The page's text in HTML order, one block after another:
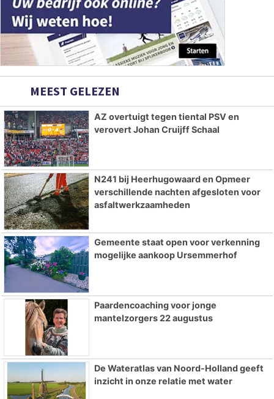
MEEST GELEZEN
AZ overtuigt tegen tiental PSV en
verovert Johan Cruijff Schaal
N241 bij Heerhugowaard en Opmeer
verschillende nachten afgesloten voor
asfaltwerkzaamheden
Gemeente staat open voor verkenning
mogelijke aankoop Ursemmerhof
Paardencoaching voor jonge
mantelzorgers 22 augustus
De Wateratlas van Noord-Holland geeft
inzicht in onze relatie met water